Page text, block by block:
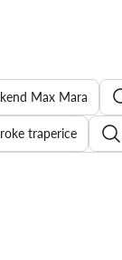
Max Mara
traperice